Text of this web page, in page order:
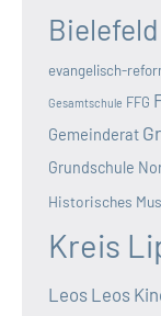
Bielefeld
evangelisch-
Gesamtschule FFG
Gemeinderat
Grundschule
Historisches
Kreis
Leos Leos